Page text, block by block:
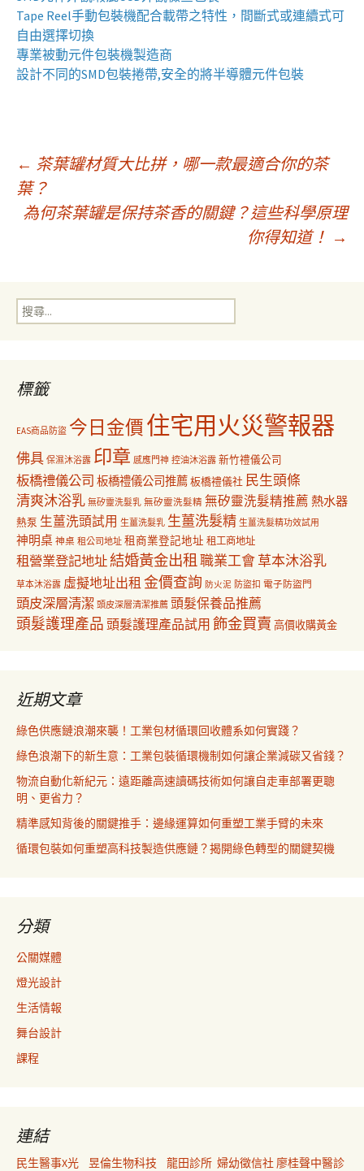
Tape Reel手動包裝機配合載帶之特性，間斷式或連續式可
自由選擇切換
專業被動元件包裝機製造商
設計不同的SMD包裝捲帶,安全的將半導體元件包裝
文
章
覽
← 茶葉罐材質大比拼，哪一款最適合你的茶
葉？
為何茶葉罐是保持茶香的關鍵？這些科學原理
你得知道！ →
搜
尋
標籤
EAS商品防盜 今日金價住宅用火災警報器
佛具 保濕沐浴露 印章 感應門神 控油沐浴露 新竹禮儀公司
板橋禮儀公司 板橋禮儀公司推薦板橋禮儀社 民生頭條
清爽沐浴乳 無矽靈洗髮乳 無矽靈洗髮精 無矽靈洗髮精推薦 熱水器
熱泵 生薑洗頭試用 生薑洗髮乳 生薑洗髮精 生薑洗髮精功效試用
神明桌 神桌 租公司地址 租商業登記地址 租工商地址
租營業登記地址結婚黃金出租職業工會草本沐浴乳
草本沐浴露 虛擬地址出租 金價查詢 防火泥 防盜扣 電子防盜門
頭皮深層清潔 頭皮深層清潔推薦 頭髮保養品推薦
頭髮護理產品 頭髮護理產品試用 飾金買賣 高價收購黃金
近期文章
綠色供應鏈浪潮來襲！工業包材循環回收體系如何實踐？
綠色浪潮下的新生意：工業包裝循環機制如何讓企業減碳又省錢？
物流自動化新紀元：遠距離高速讀碼技術如何讓自走車部署更聰
明、更省力？
精準感知背後的關鍵推手：邊緣運算如何重塑工業手臂的未來
循環包裝如何重塑高科技製造供應鏈？揭開綠色轉型的關鍵契機
分類
公關媒體
燈光設計
生活情報
舞台設計
課程
連結
民生醫事X光 昱倫生物科技 龍田診所 婦幼徵信社 廖桂聲中醫診